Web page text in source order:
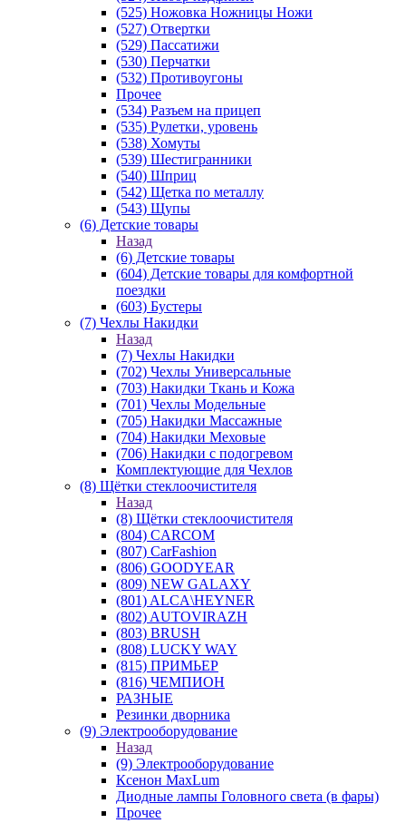
(525) Ножовка Ножницы Ножи
(527) Отвертки
(529) Пассатижи
(530) Перчатки
(532) Противоугоны
Прочее
(534) Разъем на прицеп
(535) Рулетки, уровень
(538) Хомуты
(539) Шестигранники
(540) Шприц
(542) Щетка по металлу
(543) Щупы
(6) Детские товары
Назад
(6) Детские товары
(604) Детские товары для комфортной
поездки
(603) Бустеры
(7) Чехлы Накидки
Назад
(7) Чехлы Накидки
(702) Чехлы Универсальные
(703) Накидки Ткань и Кожа
(701) Чехлы Модельные
(705) Накидки Массажные
(704) Накидки Меховые
(706) Накидки с подогревом
Комплектующие для Чехлов
(8) Щётки стеклоочистителя
Назад
(8) Щётки стеклоочистителя
(804) CARCOM
(807) CarFashion
(806) GOODYEAR
(809) NEW GALAXY
(801) ALCA\HEYNER
(802) AUTOVIRAZH
(803) BRUSH
(808) LUCKY WAY
(815) ПРИМЬЕР
(816) ЧЕМПИОН
РАЗНЫЕ
Резинки дворника
(9) Электрооборудование
Назад
(9) Электрооборудование
Ксенон MaxLum
Диодные лампы Головного света (в фары)
Прочее